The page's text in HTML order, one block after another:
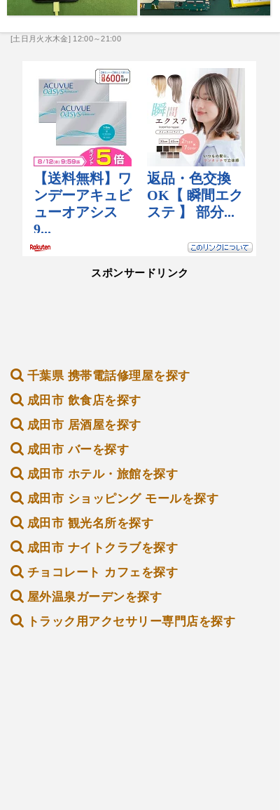
[土日月火水木金] 12:00～21:00
スポンサードリンク
千葉県 携帯電話修理屋を探す
成田市 飲食店を探す
成田市 居酒屋を探す
成田市 バーを探す
成田市 ホテル・旅館を探す
成田市 ショッピング モールを探す
成田市 観光名所を探す
成田市 ナイトクラブを探す
チョコレート カフェを探す
屋外温泉ガーデンを探す
トラック用アクセサリー専門店を探す